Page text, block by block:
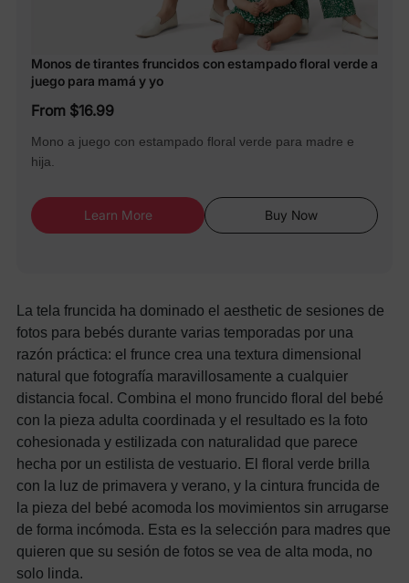
Monos de tirantes fruncidos con estampado floral verde a
juego para mamá y yo
From $16.99
Mono a juego con estampado floral verde para madre e
hija.
Learn More Buy Now
La tela fruncida ha dominado el aesthetic de sesiones de
fotos para bebés durante varias temporadas por una
razón práctica: el frunce crea una textura dimensional
natural que fotografía maravillosamente a cualquier
distancia focal. Combina el mono fruncido floral del bebé
con la pieza adulta coordinada y el resultado es la foto
cohesionada y estilizada con naturalidad que parece
hecha por un estilista de vestuario. El floral verde brilla
con la luz de primavera y verano, y la cintura fruncida de
la pieza del bebé acomoda los movimientos sin arrugarse
de forma incómoda. Esta es la selección para madres que
quieren que su sesión de fotos se vea de alta moda, no
solo linda.